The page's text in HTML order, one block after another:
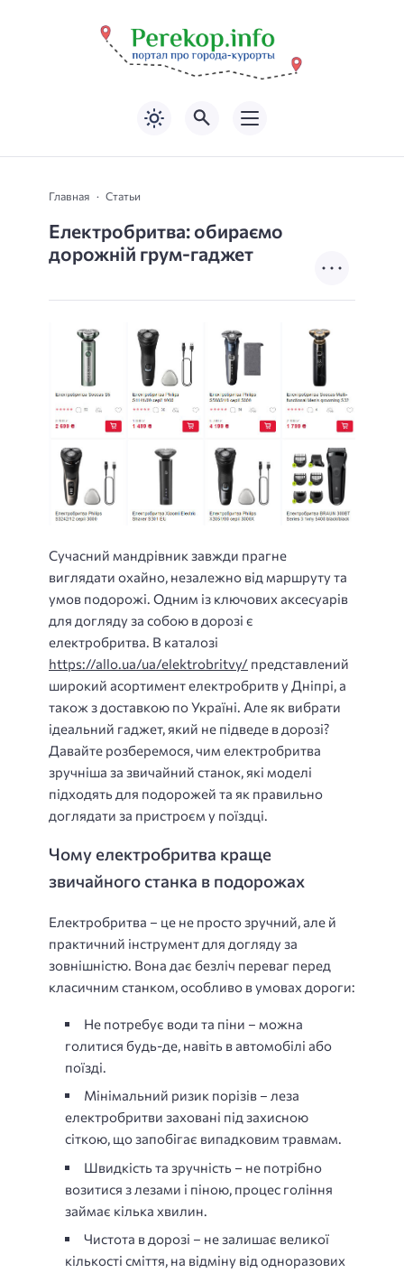
Главная Статьи
Електробритва: обираємо
дорожній грум-гаджет
Сучасний мандрівник завжди прагне
виглядати охайно, незалежно від маршруту та
умов подорожі. Одним із ключових аксесуарів
для догляду за собою в дорозі є
електробритва. В каталозі
https://allo.ua/ua/elektrobritvy/ представлений
широкий асортимент електробритв у Дніпрі, а
також з доставкою по Україні. Але як вибрати
ідеальний гаджет, який не підведе в дорозі?
Давайте розберемося, чим електробритва
зручніша за звичайний станок, які моделі
підходять для подорожей та як правильно
доглядати за пристроєм у поїздці.
Чому електробритва краще
звичайного станка в подорожах
Електробритва – це не просто зручний, але й
практичний інструмент для догляду за
зовнішністю. Вона дає безліч переваг перед
класичним станком, особливо в умовах дороги:
Не потребує води та піни – можна
голитися будь-де, навіть в автомобілі або
поїзді.
Мінімальний ризик порізів – леза
електробритви заховані під захисною
сіткою, що запобігає випадковим травмам.
Швидкість та зручність – не потрібно
возитися з лезами і піною, процес гоління
займає кілька хвилин.
Чистота в дорозі – не залишає великої
кількості сміття, на відміну від одноразових